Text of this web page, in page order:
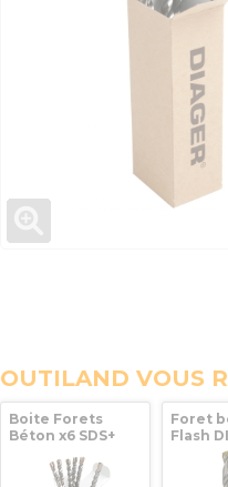
OUTILAND VOUS
Boite Forets
Béton x6 SDS+
210 DIAGER
Foret
Flash
mm